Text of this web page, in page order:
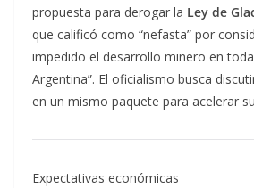
propuesta para derogar la Ley de
que calificó como “nefasta” por
impedido el desarrollo minero en
Argentina”. El oficialismo busca
en un mismo paquete para acelerar
Expectativas económicas